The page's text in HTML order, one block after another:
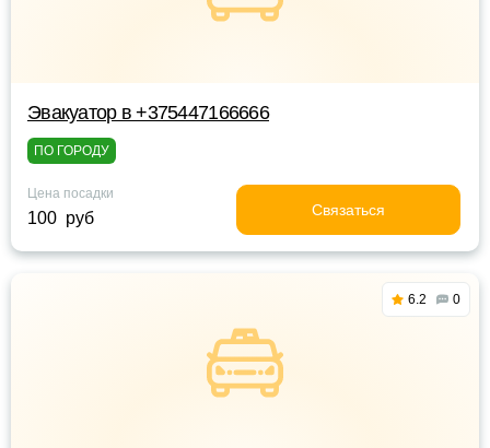
Эвакуатор в +375447166666
ПО ГОРОДУ
Цена посадки
100 руб Связаться
6.2 0